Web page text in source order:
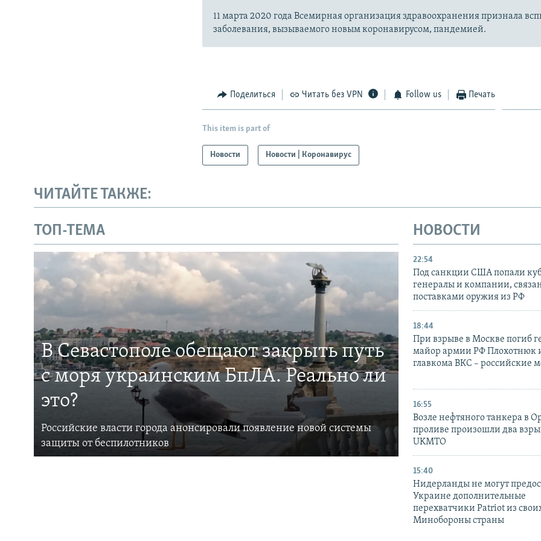
11 марта 2020 года Всемирная организация здравоохранения признала
заболевания, вызываемого новым коронавирусом, пандемией.
Поделиться Читать без VPN Follow us Печать
This item is part of
Новости Новости | Коронавирус
ЧИТАЙТЕ ТАКЖЕ:
ТОП-ТЕМА
В Севастополе обещают закрыть путь
с моря украинским БпЛА. Реально ли
это?
Российские власти города анонсировали появление новой системы
защиты от беспилотников
НОВОСТИ
22:54
Под санкции США попали
генералы и компании,
поставками оружия из РФ
18:44
При взрыве в Москве погиб
майор армии РФ Плохотнюк
главкома ВКС – российские
16:55
Возле нефтяного танкера в
проливе произошли два
UKMTO
15:40
Нидерланды не могут
Украине дополнительные
перехватчики Patriot из
Минобороны страны